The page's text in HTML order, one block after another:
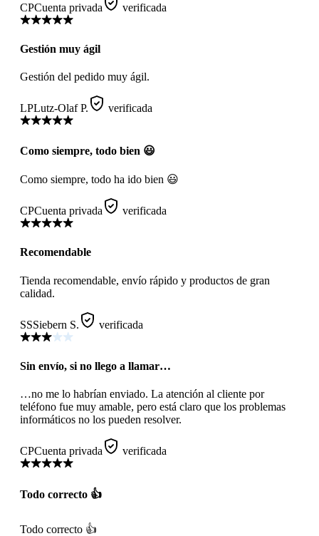
CPCuenta privada verificada
Gestión muy ágil
Gestión del pedido muy ágil.
LPLutz-Olaf P. verificada
Como siempre, todo bien 😃
Como siempre, todo ha ido bien 😃
CPCuenta privada verificada
Recomendable
Tienda recomendable, envío rápido y productos de gran
calidad.
SSSiebern S. verificada
Sin envío, si no llego a llamar…
…no me lo habrían enviado. La atención al cliente por
teléfono fue muy amable, pero está claro que los problemas
informáticos no los pueden resolver.
CPCuenta privada verificada
Todo correcto 👍
Todo correcto 👍